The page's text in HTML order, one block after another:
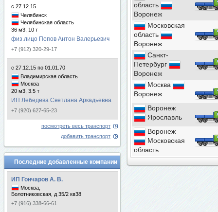
с 27.12.15
Челябинск
Челябинская область
36 м3, 10 т
физ.лицо Попов Антон Валерьевич
+7 (912) 320-29-17
с 27.12.15 по 01.01.70
Владимирская область
Москва
20 м3, 3.5 т
ИП Лебедева Светлана Аркадьевна
+7 (920) 627-65-23
посмотреть весь транспорт
добавить транспорт
Последние добавленные компании
ИП Гончаров А. В.
Москва,
Болотниковская, д 35/2 кв38
+7 (916) 338-66-61
область
Воронеж
Московская
область
Воронеж
Санкт-
Петербург
Воронеж
Москва
Воронеж
Воронеж
Ярославль
Воронеж
Московская
область